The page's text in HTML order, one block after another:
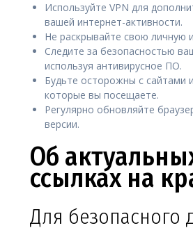
Используйте VPN для
вашей интернет-активности.
Не раскрывайте свою личную
Следите за безопасностью
используя антивирусное ПО.
Будьте осторожны с сайтами
которые вы посещаете.
Регулярно обновляйте
версии.
Об
ссылках на
Для безопасного